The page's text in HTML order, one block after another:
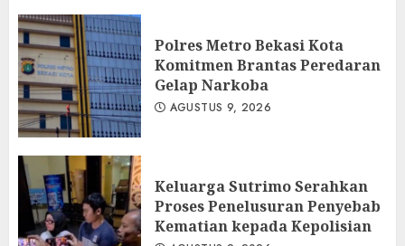
Polres Metro Bekasi Kota
Komitmen Brantas Peredaran
Gelap Narkoba
AGUSTUS 9, 2026
Keluarga Sutrimo Serahkan
Proses Penelusuran Penyebab
Kematian kepada Kepolisian